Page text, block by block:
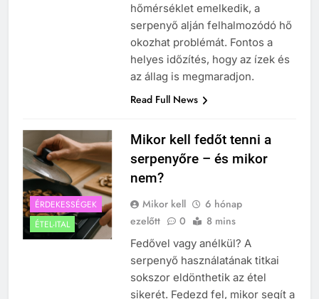
hőmérséklet emelkedik, a
serpenyő alján felhalmozódó hő
okozhat problémát. Fontos a
helyes időzítés, hogy az ízek és
az állag is megmaradjon.
Read Full News
ÉRDEKESSÉGEK
ÉTEL-ITAL
Mikor kell fedőt tenni a
serpenyőre – és mikor
nem?
Mikor kell
6 hónap
ezelőtt
0 8 mins
Fedővel vagy anélkül? A
serpenyő használatának titkai
sokszor eldönthetik az étel
sikerét. Fedezd fel, mikor segít a